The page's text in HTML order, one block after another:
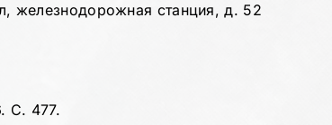
железнодорожная станция, д. 52
С. 477.